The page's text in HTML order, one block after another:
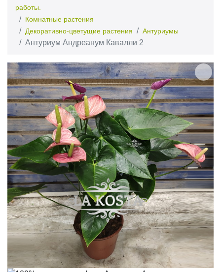
работы.
Комнатные растения
Декоративно-цветущие растения
Антуриумы
Антуриум Андреанум Кавалли 2